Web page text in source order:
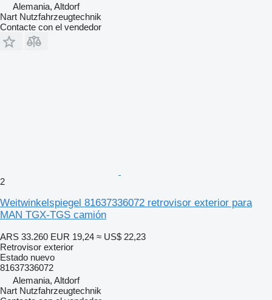
Alemania, Altdorf
Nart Nutzfahrzeugtechnik
Contacte con el vendedor
2
Weitwinkelspiegel 81637336072 retrovisor exterior para
MAN TGX-TGS camión
ARS 33.260 EUR 19,24 ≈ US$ 22,23
Retrovisor exterior
Estado nuevo
81637336072
Alemania, Altdorf
Nart Nutzfahrzeugtechnik